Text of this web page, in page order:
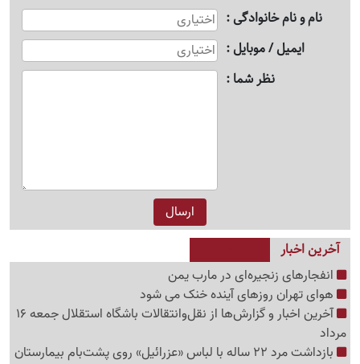
نام و نام خانوادگی
ایمیل / موبایل
نظر شما
آخرین اخبار
انفجارهای زنجیره‌ای در مارب یمن
هوای تهران روزهای آینده خنک می شود
آخرین اخبار و گزارش‌ها از نقل‌وانتقالات باشگاه استقلال جمعه 16
مرداد
بازداشت مرد 22 ساله با لباس «عزرائیل» روی پشت‌بام بیمارستان